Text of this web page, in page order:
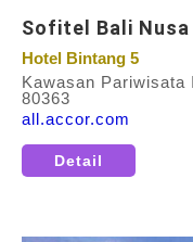
Sofitel Bali Nusa
Hotel Bintang 5
Kawasan Pariwisata
80363
all.accor.com
Detail